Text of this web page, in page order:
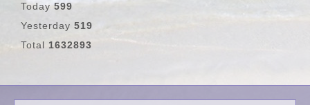
Today599
Yesterday 519
Total 1632893